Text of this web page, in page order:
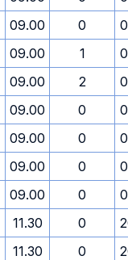
09.00 0
09.00 1
09.00 2
09.00 0
09.00 0
09.00 0
09.00 0
11.30 0
11.30 0